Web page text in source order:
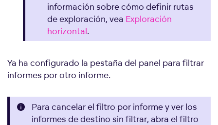
información sobre cómo definir rutas
de exploración, vea Exploración
horizontal.
Ya ha configurado la pestaña del panel para filtrar
informes por otro informe.
Para cancelar el filtro por informe y ver los
informes de destino sin filtrar, abra el filtro